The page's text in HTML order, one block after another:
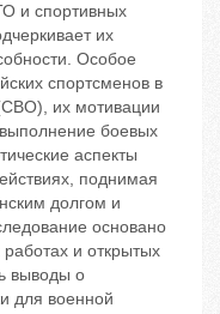
и спортивных
их
Особое
спортсменов в
их мотивации
боевых
аспекты
поднимая
долгом и
основано
и открытых
выводы о
для военной